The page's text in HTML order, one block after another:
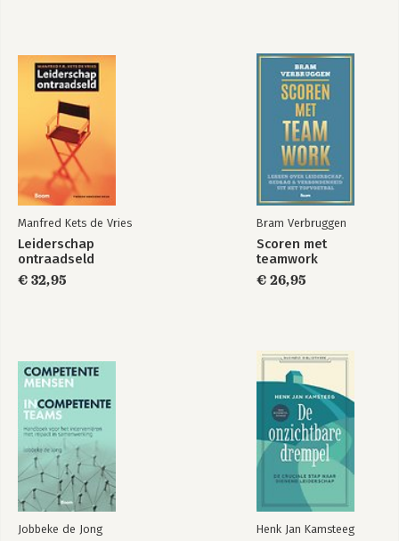
Acknowledgments.
About the Authors.
Index.
Manfred Kets de Vries
Leiderschap
ontraadseld
€ 32,95
Bram Verbruggen
Scoren met
teamwork
€ 26,95
Jobbeke de Jong Henk Jan Kamsteeg